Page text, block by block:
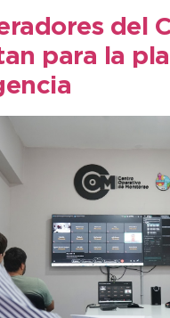
del
para la